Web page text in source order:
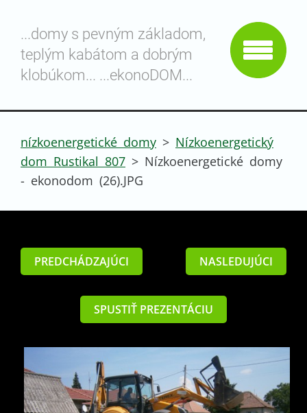
...domy s pevným základom,
teplým kabátom a dobrým
klobúkom... ...ekonoDOM...
nízkoenergetické domy > Nízkoenergetický
dom Rustikal 807 > Nízkoenergetické domy
- ekonodom (26).JPG
PREDCHÁDZAJÚCI NASLEDUJÚCI
SPUSTIŤ PREZENTÁCIU